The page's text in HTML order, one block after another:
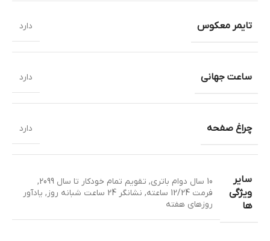
تایمر معکوس دارد
ساعت جهانی دارد
چراغ صفحه دارد
سایر
ویژگی
ها
10 سال دوام باتری , تقویم تمام خودکار تا سال 2099
,
فرمت 12/24 ساعته
, نشانگر 24 ساعت شبانه روز , یادآور
روزهای هفته